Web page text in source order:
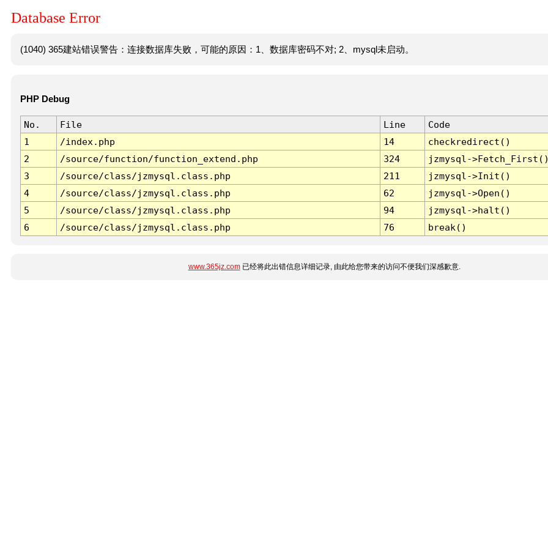
Database Error
(1040) 365建站错误警告：连接数据库失败，可能的原因：1、数据库密码不对; 2、mysql未启动。
PHP Debug
No. File Line
Code
1
/index.php 14
checkredirect()
2
/source/function/function_extend.php 324
jzmysql-
3
/source/class/jzmysql.class.php 211
jzmysql->Init()
4
/source/class/jzmysql.class.php 62
jzmysql->Open()
5
/source/class/jzmysql.class.php 94
jzmysql->halt()
6
/source/class/jzmysql.class.php 76 break()
www.365jz.com已经将此出错信息详细记录, 由此给您带来的访问不便我们深感歉意.